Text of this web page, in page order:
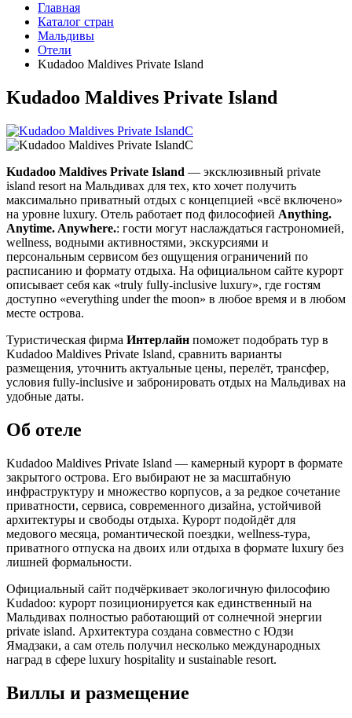
Главная
Каталог стран
Мальдивы
Отели
Kudadoo Maldives Private Island
Kudadoo Maldives Private Island
Kudadoo Maldives Private Island — эксклюзивный private
island resort на Мальдивах для тех, кто хочет получить
максимально приватный отдых с концепцией «всё включено»
на уровне luxury. Отель работает под философией Anything.
Anytime. Anywhere.: гости могут наслаждаться гастрономией,
wellness, водными активностями, экскурсиями и
персональным сервисом без ощущения ограничений по
расписанию и формату отдыха. На официальном сайте курорт
описывает себя как «truly fully-inclusive luxury», где гостям
доступно «everything under the moon» в любое время и в любом
месте острова.
Туристическая фирма Интерлайн поможет подобрать тур в
Kudadoo Maldives Private Island, сравнить варианты
размещения, уточнить актуальные цены, перелёт, трансфер,
условия fully-inclusive и забронировать отдых на Мальдивах на
удобные даты.
Об отеле
Kudadoo Maldives Private Island — камерный курорт в формате
закрытого острова. Его выбирают не за масштабную
инфраструктуру и множество корпусов, а за редкое сочетание
приватности, сервиса, современного дизайна, устойчивой
архитектуры и свободы отдыха. Курорт подойдёт для
медового месяца, романтической поездки, wellness-тура,
приватного отпуска на двоих или отдыха в формате luxury без
лишней формальности.
Официальный сайт подчёркивает экологичную философию
Kudadoo: курорт позиционируется как единственный на
Мальдивах полностью работающий от солнечной энергии
private island. Архитектура создана совместно с Юдзи
Ямадзаки, а сам отель получил несколько международных
наград в сфере luxury hospitality и sustainable resort.
Виллы и размещение